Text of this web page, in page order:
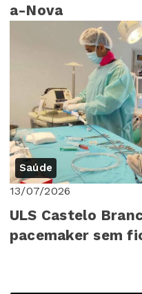
a-Nova
Saúde
13/07/2026
ULS Castelo
pacemaker sem